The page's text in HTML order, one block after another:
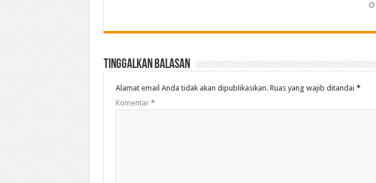
Tinggalkan Balasan
Alamat email Anda tidak akan dipublikasikan. Ruas yang wajib ditandai *
Komentar *